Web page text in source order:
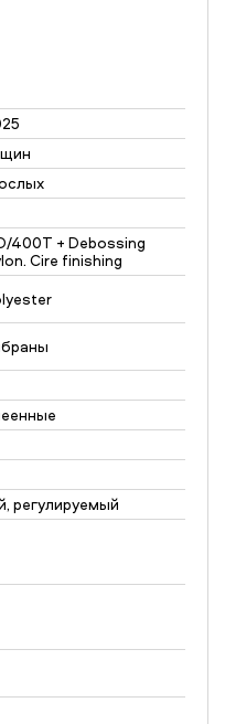
400T + Debossing
Cire finishing
регулируемый